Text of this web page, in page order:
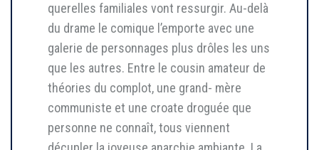
querelles familiales vont ressurgir. Au-delà
du drame le comique l’emporte avec une
galerie de personnages plus drôles les uns
que les autres. Entre le cousin amateur de
théories du complot, une grand- mère
communiste et une croate droguée que
personne ne connaît, tous viennent